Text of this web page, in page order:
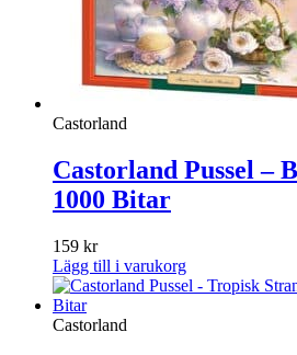
Castorland
Castorland Pussel –
1000 Bitar
159 kr
Lägg till i varukorg
Castorland